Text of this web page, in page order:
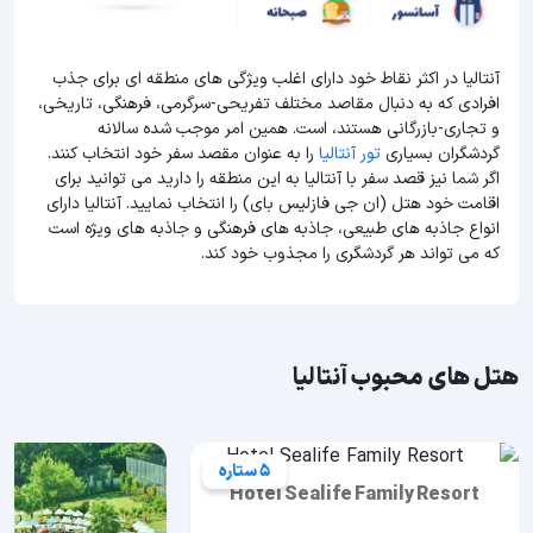
آنتالیا در اکثر نقاط خود دارای اغلب ویژگی های منطقه ای برای جذب
افرادی که به دنبال مقاصد مختلف تفریحی-سرگرمی، فرهنگی، تاریخی،
و تجاری-بازرگانی هستند، است. همین امر موجب شده سالانه
گردشگران بسیاریتور آنتالیا را به عنوان مقصد سفر خود انتخاب کنند.
اگر شما نیز قصد سفر با آنتالیا به این منطقه را دارید می توانید برای
اقامت خود هتل (ان جی فازلیس بای) را انتخاب نمایید. آنتالیا دارای
انواع جاذبه های طبیعی، جاذبه های فرهنگی و جاذبه های ویژه است
که می تواند هر گردشگری را مجذوب خود کند.
هتل های محبوب آنتالیا
5 ستاره
Hotel Sealife Family Resort